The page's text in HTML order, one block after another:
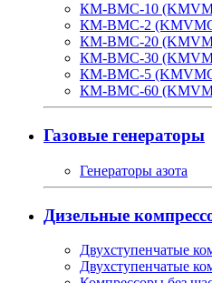
КМ-ВМС-10
КМ-ВМС-2
КМ-ВМС-20
КМ-ВМС-30
КМ-ВМС-5
КМ-ВМС-60
Газовые генераторы
Генераторы азота
Дизельные
Двухступенчатые
Двухступенчатые